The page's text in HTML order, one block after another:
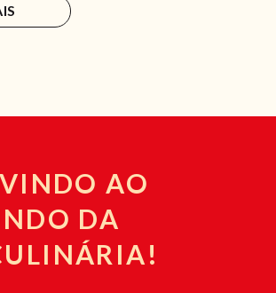
AO
DA